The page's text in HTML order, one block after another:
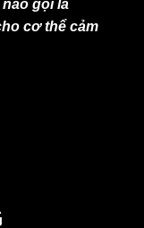
gọi là
cơ thể cảm